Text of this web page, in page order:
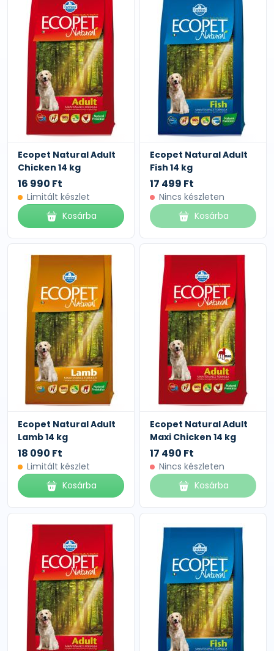
Ecopet Natural Adult
Chicken 14 kg
16 990 Ft
Limitált készlet
Kosárba
Ecopet Natural Adult
Fish 14 kg
17 499 Ft
Nincs készleten
Kosárba
Ecopet Natural Adult
Lamb 14 kg
18 090 Ft
Limitált készlet
Kosárba
Ecopet Natural Adult
Maxi Chicken 14 kg
17 490 Ft
Nincs készleten
Kosárba